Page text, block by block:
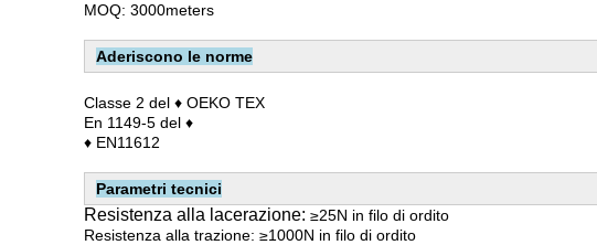
MOQ: 3000meters
Aderiscono le norme
Classe 2 del ♦ OEKO TEX
En 1149-5 del ♦
♦ EN11612
Parametri tecnici
Resistenza alla lacerazione: ≥25N in filo di ordito
Resistenza alla trazione: ≥1000N in filo di ordito